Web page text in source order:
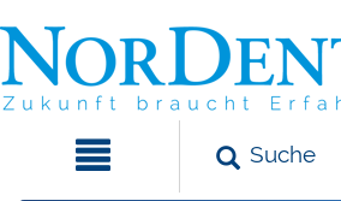
Suche